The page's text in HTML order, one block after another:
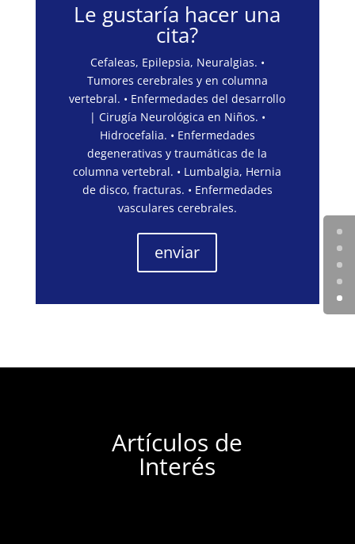
Le gustaría hacer una
cita?
Cefaleas, Epilepsia, Neuralgias. •
Tumores cerebrales y en columna
vertebral. • Enfermedades del desarrollo
| Cirugía Neurológica en Niños. •
Hidrocefalia. • Enfermedades
degenerativas y traumáticas de la
columna vertebral. • Lumbalgia, Hernia
de disco, fracturas. • Enfermedades
vasculares cerebrales.
enviar
Artículos de
Interés